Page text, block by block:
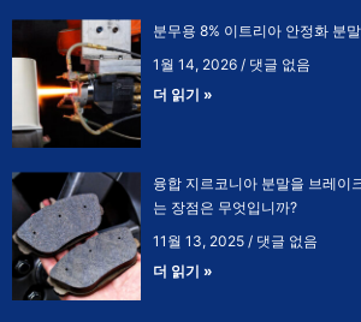
분무용 8% 이트리아 안정화 분
1월 14, 2026
댓글 없음
더 읽기 »
융합 지르코니아 분말을 브레이
는 장점은 무엇입니까?
11월 13, 2025
댓글 없음
더 읽기 »